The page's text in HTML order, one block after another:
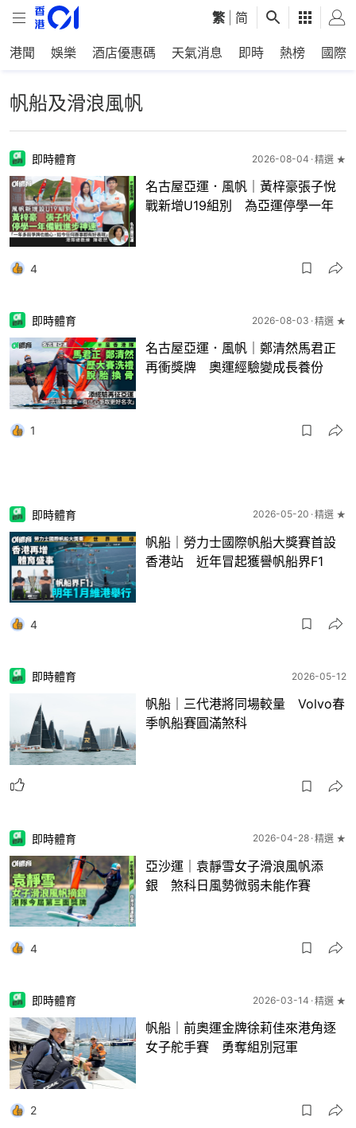
繁 简
港聞 娛樂 酒店優惠碼 天氣消息 即時 熱榜 國際
帆船及滑浪風帆
即時體育 2026-08-04 精選 ★
名古屋亞運．風帆｜黃梓豪張子悅
戰新增U19組別 為亞運停學一年
4
即時體育 2026-08-03 精選 ★
名古屋亞運．風帆｜鄭清然馬君正
再衝獎牌 奧運經驗變成長養份
1
即時體育 2026-05-20 精選 ★
帆船｜勞力士國際帆船大獎賽首設
香港站 近年冒起獲譽帆船界F1
4
即時體育 2026-05-12
帆船｜三代港將同場較量 Volvo春
季帆船賽圓滿煞科
即時體育 2026-04-28 精選 ★
亞沙運｜袁靜雪女子滑浪風帆添
銀 煞科日風勢微弱未能作賽
4
即時體育 2026-03-14 精選 ★
帆船｜前奧運金牌徐莉佳來港角逐
女子舵手賽 勇奪組別冠軍
2